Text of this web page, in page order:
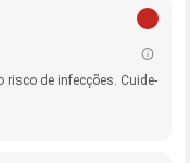
risco de infecções. Cuide-